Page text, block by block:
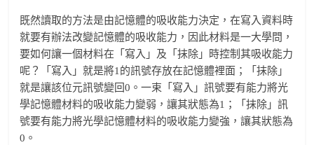
既然讀取的方法是由記憶體的吸收能力決定，在寫入資料時
就要有辦法改變記憶體的吸收能力，因此材料是一大學問，
要如何讓一個材料在「寫入」及「抹除」時控制其吸收能力
呢？「寫入」就是將1的訊號存放在記憶體裡面；「抹除」
就是讓該位元訊號變回0。一束「寫入」訊號要有能力將光
學記憶體材料的吸收能力變弱，讓其狀態為1；「抹除」訊
號要有能力將光學記憶體材料的吸收能力變強，讓其狀態為
0。